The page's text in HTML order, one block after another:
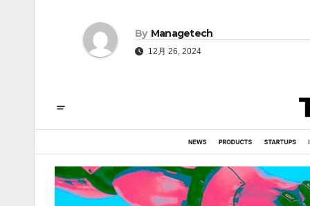
By Managetech
12月 26, 2024